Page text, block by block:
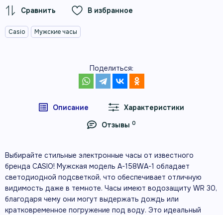
В избранное
Casio Мужские часы
Поделиться:
Описание
Характеристики
Отзывы 0
Выбирайте стильные электронные часы от известного
бренда CASIO! Мужская модель A-158WA-1 обладает
светодиодной подсветкой, что обеспечивает отличную
видимость даже в темноте. Часы имеют водозащиту WR 30,
благодаря чему они могут выдержать дождь или
кратковременное погружение под воду. Это идеальный